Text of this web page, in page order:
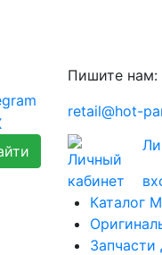
Пишите нам:
retail@hot-
Каталог
Запчасти